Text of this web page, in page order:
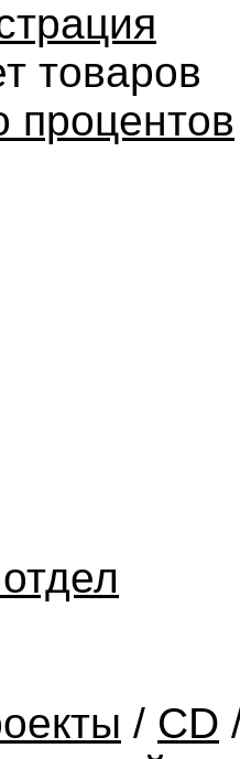
товаров
процентов
/ CD